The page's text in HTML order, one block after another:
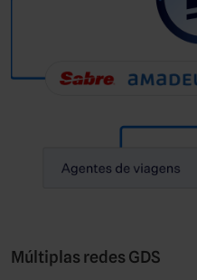
Múltiplas redes GDS